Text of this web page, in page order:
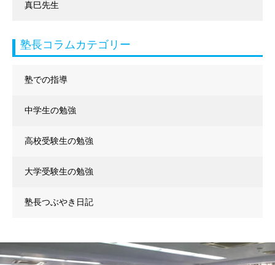
真巳先生
塾長コラムカテゴリー
塾での指導
中学生の勉強
高校受験生の勉強
大学受験生の勉強
塾長つぶやき日記